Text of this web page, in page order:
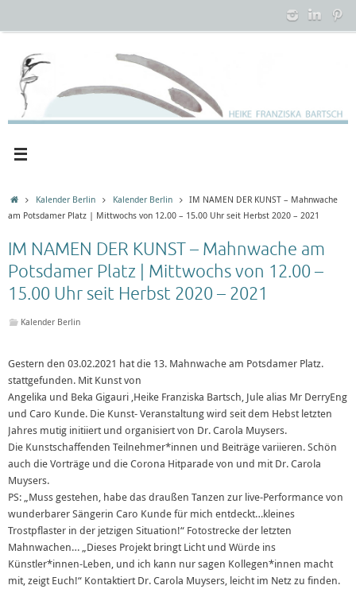
Startseite
Kalender Berlin Kalender Berlin
IM NAMEN DER KUNST – Mahnwache
am Potsdamer Platz | Mittwochs von 12.00 – 15.00 Uhr seit Herbst 2020 – 2021
IM NAMEN DER KUNST – Mahnwache am
Potsdamer Platz | Mittwochs von 12.00 –
15.00 Uhr seit Herbst 2020 – 2021
Kalender Berlin
Gestern den 03.02.2021 hat die 13. Mahnwache am Potsdamer Platz.
stattgefunden. Mit Kunst von
Angelika und Beka Gigauri ,Heike Franziska Bartsch, Jule alias Mr DerryEng
und Caro Kunde. Die Kunst- Veranstaltung wird seit dem Hebst letzten
Jahres mutig initiiert und organisiert von Dr. Carola Muysers.
Die Kunstschaffenden Teilnehmer*innen und Beiträge variieren. Schön
auch die Vorträge und die Corona Hitparade von und mit Dr. Carola
Muysers.
PS: „Muss gestehen, habe das draußen Tanzen zur live-Performance von
wunderbarer Sängerin Caro Kunde für mich entdeckt…kleines
Trostpflaster in der jetzigen Situation!“ Fotostrecke der letzten
Mahnwachen… „Dieses Projekt bringt Licht und Würde ins
Künstler*innen-Leben, und ich kann nur sagen Kollegen*innen macht
mit, zeigt Euch!“ Kontaktiert Dr. Carola Muysers, leicht im Netz zu finden.